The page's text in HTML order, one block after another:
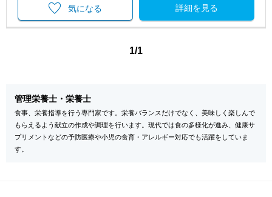
詳細を見る
気になる
1/1
管理栄養士・栄養士
食事、栄養指導を行う専門家です。栄養バランスだけでなく、美味しく楽しんで
もらえるよう献立の作成や調理を行います。現代では食の多様化が進み、健康サ
プリメントなどの予防医療や小児の食育・アレルギー対応でも活躍をしていま
す。